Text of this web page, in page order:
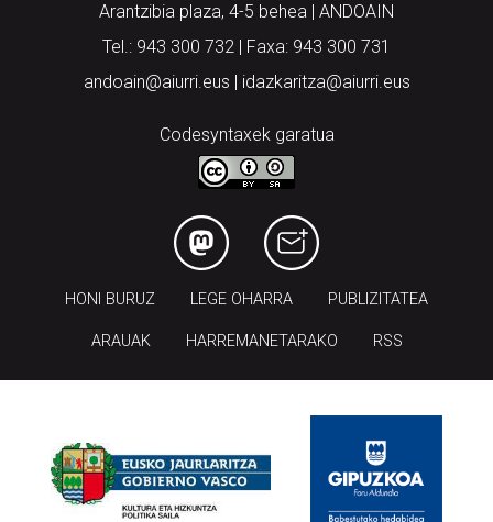
Arantzibia plaza, 4-5 behea | ANDOAIN
Tel.: 943 300 732 | Faxa: 943 300 731
andoain@aiurri.eus | idazkaritza@aiurri.eus
Codesyntaxek garatua
HONI BURUZ LEGE OHARRA PUBLIZITATEA
ARAUAK HARREMANETARAKO RSS